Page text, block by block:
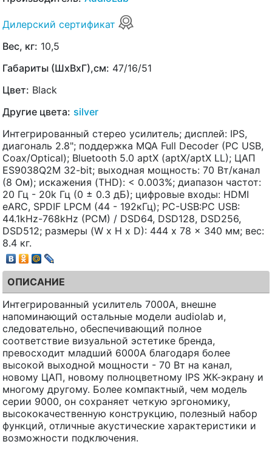
Дилерский сертификат
Вес, кг: 10,5
Габариты (ШхВхГ),см: 47/16/51
Цвет: Black
Другие цвета: silver
Интегрированный стерео усилитель; дисплей: IPS,
диагональ 2.8"; поддержка MQA Full Decoder (PC USB,
Coax/Optical); Bluetooth 5.0 aptX (aptX/aptX LL); ЦАП
ES9038Q2M 32-bit; выходная мощность: 70 Вт/канал
(8 Ом); искажения (THD): < 0.003%; диапазон частот:
20 Гц - 20k Гц (0 ± 0.3 дБ); цифровые входы: HDMI
eARC, SPDIF LPCM (44 - 192кГц); PC-USB:PC USB:
44.1kHz-768kHz (PCM) / DSD64, DSD128, DSD256,
DSD512; размеры (W x H x D): 444 x 78 x 340 мм; вес:
8.4 кг.
ОПИСАНИЕ
Интегрированный усилитель 7000A, внешне
напоминающий остальные модели audiolab и,
следовательно, обеспечивающий полное
соответствие визуальной эстетике бренда,
превосходит младший 6000A благодаря более
высокой выходной мощности - 70 Вт на канал,
новому ЦАП, новому полноцветному IPS ЖК-экрану и
многому другому. Более компактный, чем модель
серии 9000, он сохраняет четкую эргономику,
высококачественную конструкцию, полезный набор
функций, отличные акустические характеристики и
возможности подключения.